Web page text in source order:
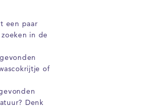
een paar
in de
of
Denk